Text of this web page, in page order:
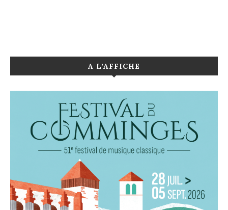
A L’AFFICHE